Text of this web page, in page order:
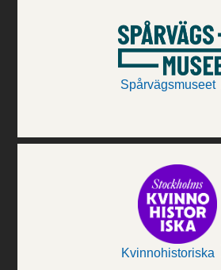
Spårvägsmuseet
Kvinnohistoriska